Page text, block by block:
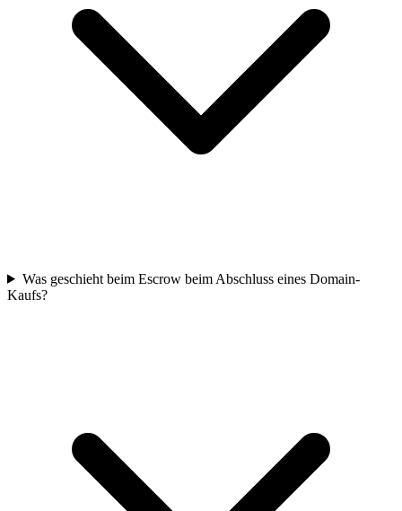
Was geschieht beim Escrow beim Abschluss eines Domain-
Kaufs?